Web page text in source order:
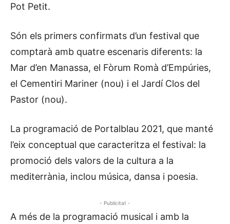
Pot Petit.
Són els primers confirmats d’un festival que
comptarà amb quatre escenaris diferents: la
Mar d’en Manassa, el Fòrum Romà d’Empúries,
el Cementiri Mariner (nou) i el Jardí Clos del
Pastor (nou).
La programació de Portalblau 2021, que manté
l’eix conceptual que caracteritza el festival: la
promoció dels valors de la cultura a la
mediterrània, inclou música, dansa i poesia.
- Publicitat -
A més de la programació musical i amb la